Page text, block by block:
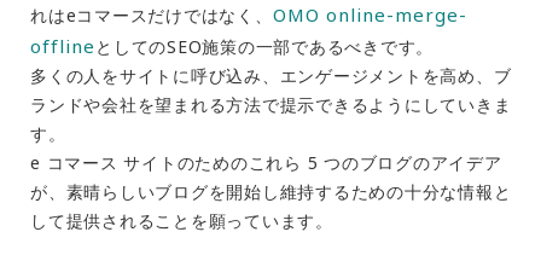
れはeコマースだけではなく、 OMO online-merge-
offline としてのSEO施策の一部であるべきです。
多くの人をサイトに呼び込み、エンゲージメントを高め、ブ
ランドや会社を望まれる方法で提示できるようにしていきま
す。
e コマース サイトのためのこれら 5 つのブログのアイデア
が、素晴らしいブログを開始し維持するための十分な情報と
して提供されることを願っています。